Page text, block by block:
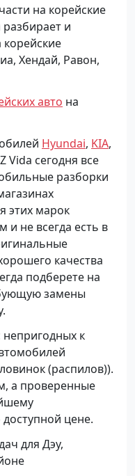
на корейские
и
корейские
Хендай, Равон,
авто на
Hyundai, KIA,
Vida сегодня все
разборки
этих марок
не всегда есть в
качества
подберете на
замены
к
(распилов)).
а проверенные
цене.
для Дэу,